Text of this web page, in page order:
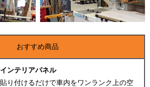
おすすめ商品
インテリアパネル
貼り付けるだけで車内をワンランク上の空